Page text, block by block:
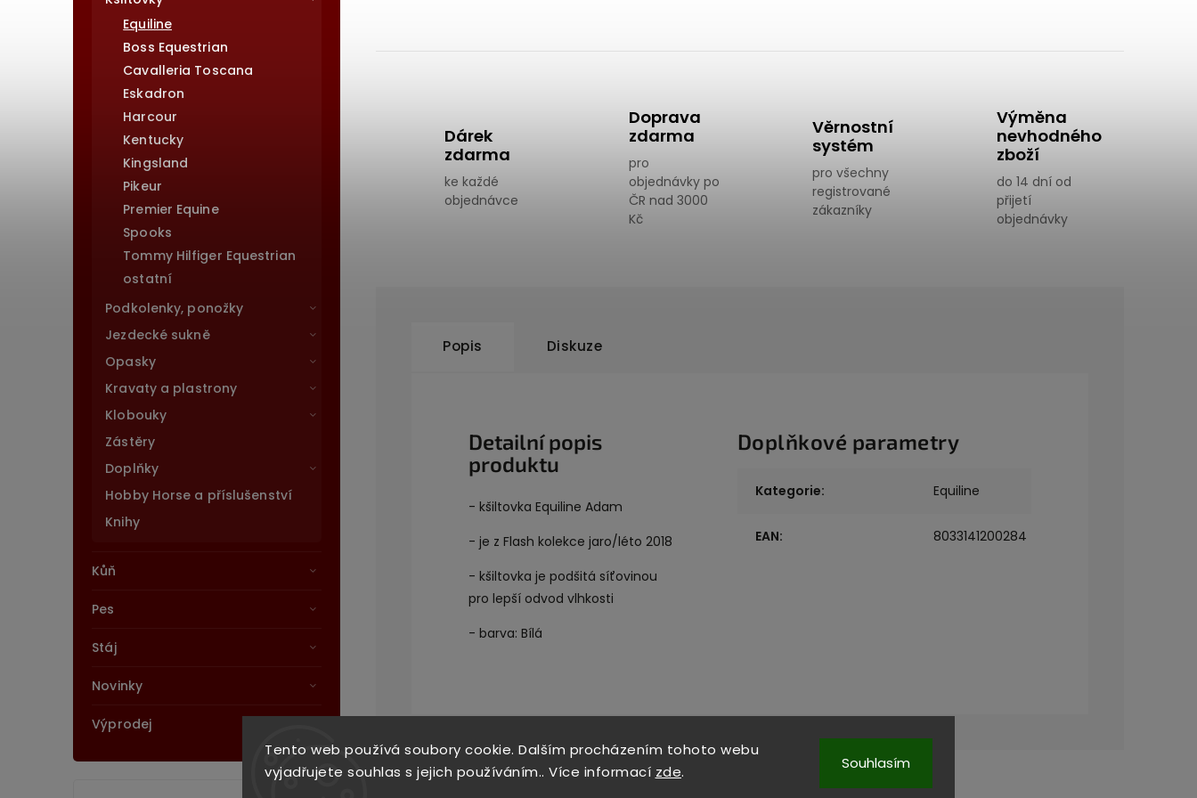
Tento web používá soubory cookie. Dalším procházením tohoto webu
vyjadřujete souhlas s jejich používáním.. Více informací zde. Souhlasím
Equiline
Boss Equestrian
Cavalleria Toscana
Eskadron
Harcour
Kentucky
Kingsland
Pikeur
Premier Equine
Spooks
Tommy Hilfiger Equestrian
ostatní
Podkolenky, ponožky
Jezdecké sukně
Opasky
Kravaty a plastrony
Klobouky
Zástěry
Doplňky
Hobby Horse a příslušenství
Knihy
Kůň
Pes
Stáj
Novinky
Výprodej
Dárek
zdarma
ke každé
objednávce
Doprava
zdarma
pro
objednávky po
ČR nad 3000
Kč
Věrnostní
systém
pro všechny
registrované
zákazníky
Výměna
nevhodného
zboží
do 14 dní od
přijetí
objednávky
Popis Diskuze
Detailní popis
produktu
- kšiltovka Equiline Adam
- je z Flash kolekce jaro/léto 2018
- kšiltovka je podšitá síťovinou
pro lepší odvod vlhkosti
- barva: Bílá
Doplňkové parametry
Kategorie: Equiline
EAN: 8033141200284